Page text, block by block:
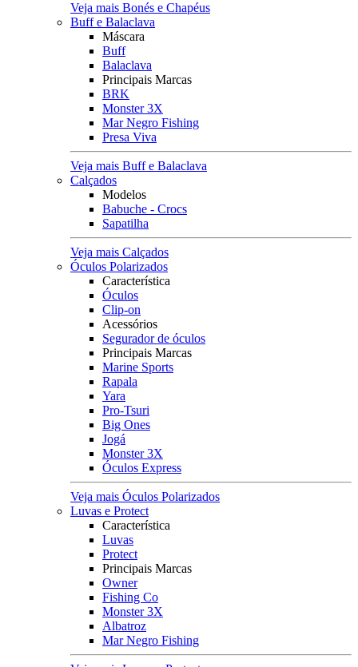
Veja mais Bonés e Chapéus
Buff e Balaclava
Máscara
Buff
Balaclava
Principais Marcas
BRK
Monster 3X
Mar Negro Fishing
Presa Viva
Veja mais Buff e Balaclava
Calçados
Modelos
Babuche - Crocs
Sapatilha
Veja mais Calçados
Óculos Polarizados
Característica
Óculos
Clip-on
Acessórios
Segurador de óculos
Principais Marcas
Marine Sports
Rapala
Yara
Pro-Tsuri
Big Ones
Jogá
Monster 3X
Óculos Express
Veja mais Óculos Polarizados
Luvas e Protect
Característica
Luvas
Protect
Principais Marcas
Owner
Fishing Co
Monster 3X
Albatroz
Mar Negro Fishing